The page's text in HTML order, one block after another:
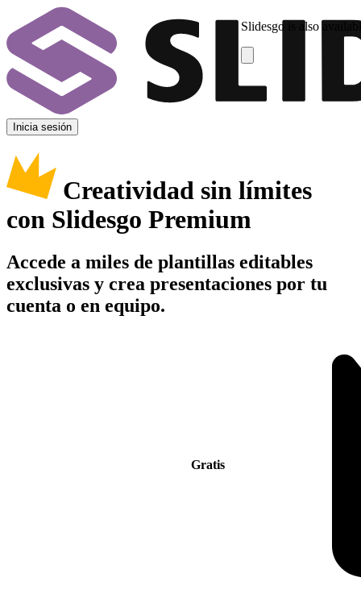
Slidesgo is also
Inicia sesión
Creatividad sin límites
con Slidesgo Premium
Accede a miles de plantillas editables
exclusivas y crea presentaciones por tu
cuenta o en equipo.
Gratis